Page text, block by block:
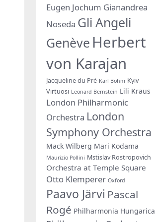
Eugen Jochum Gianandrea
Noseda Gli Angeli
Genève Herbert
von Karajan
Jacqueline du Pré Karl Bohm Kyiv
Virtuosi Leonard Bernstein Lili Kraus
London Philharmonic
Orchestra London
Symphony Orchestra
Mack Wilberg Mari Kodama
Maurizio Pollini Mstislav Rostropovich
Orchestra at Temple Square
Otto Klemperer Oxford
Paavo Järvi Pascal
Rogé Philharmonia Hungarica